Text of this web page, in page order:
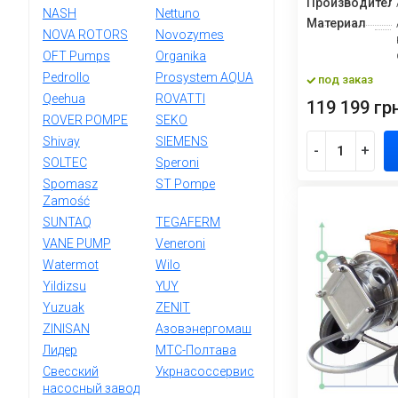
NASH
Nettuno
NOVA ROTORS
Novozymes
OFT Pumps
Organika
Pedrollo
Prosystem AQUA
Qeehua
ROVATTI
ROVER POMPE
SEKO
Shivay
SIEMENS
SOLTEC
Speroni
Spomasz
Zamość
ST Pompe
SUNTAQ
TEGAFERM
VANE PUMP
Veneroni
Watermot
Wilo
Yildizsu
YUY
Yuzuak
ZENIT
ZINISAN
Азовэнергомаш
Лидер
МТС-Полтава
Свесский
насосный завод
Укрнасоссервис
Материал
под заказ
119 199
- +